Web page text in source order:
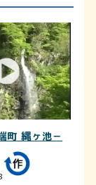
町 縄ヶ池－